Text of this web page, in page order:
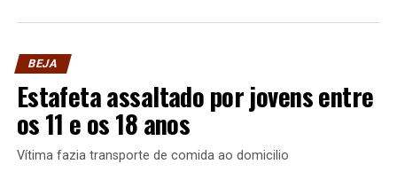
BEJA
Estafeta assaltado por jovens entre
os 11 e os 18 anos
Vítima fazia transporte de comida ao domicilio